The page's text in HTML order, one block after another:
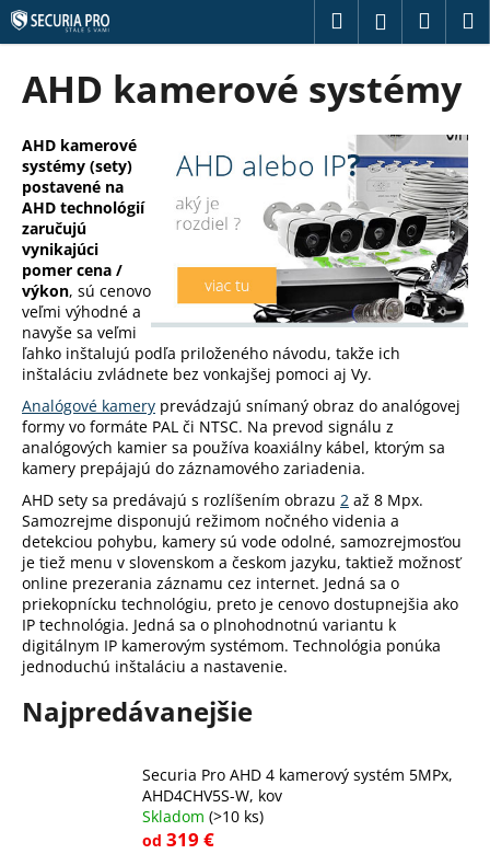
Prejsť
na
obsah
Hľadať
AHD kamerové systémy
AHD kamerové
systémy (sety)
postavené na
AHD technológií
zaručujú
vynikajúci
pomer cena /
výkon, sú cenovo
veľmi výhodné a
navyše sa veľmi
ľahko inštalujú podľa priloženého návodu, takže ich
inštaláciu zvládnete bez vonkajšej pomoci aj Vy.
Analógové kamery prevádzajú snímaný obraz do analógovej
formy vo formáte PAL či NTSC. Na prevod signálu z
analógových kamier sa používa koaxiálny kábel, ktorým sa
kamery prepájajú do záznamového zariadenia.
AHD sety sa predávajú s rozlíšením obrazu 2 až 8 Mpx.
Samozrejme disponujú režimom nočného videnia a
detekciou pohybu, kamery sú vode odolné, samozrejmosťou
je tiež menu v slovenskom a českom jazyku, taktiež možnosť
online prezerania záznamu cez internet. Jedná sa o
priekopnícku technológiu, preto je cenovo dostupnejšia ako
IP technológia. Jedná sa o plnohodnotnú variantu k
digitálnym IP kamerovým systémom. Technológia ponúka
jednoduchú inštaláciu a nastavenie.
Najpredávanejšie
Securia Pro AHD 4 kamerový systém 5MPx,
AHD4CHV5S-W, kov
Skladom (>10 ks)
od 319 €
K
o
o
p
o
t
r
e
b
u
j
e
t
e
n
á
j
s
ť
?